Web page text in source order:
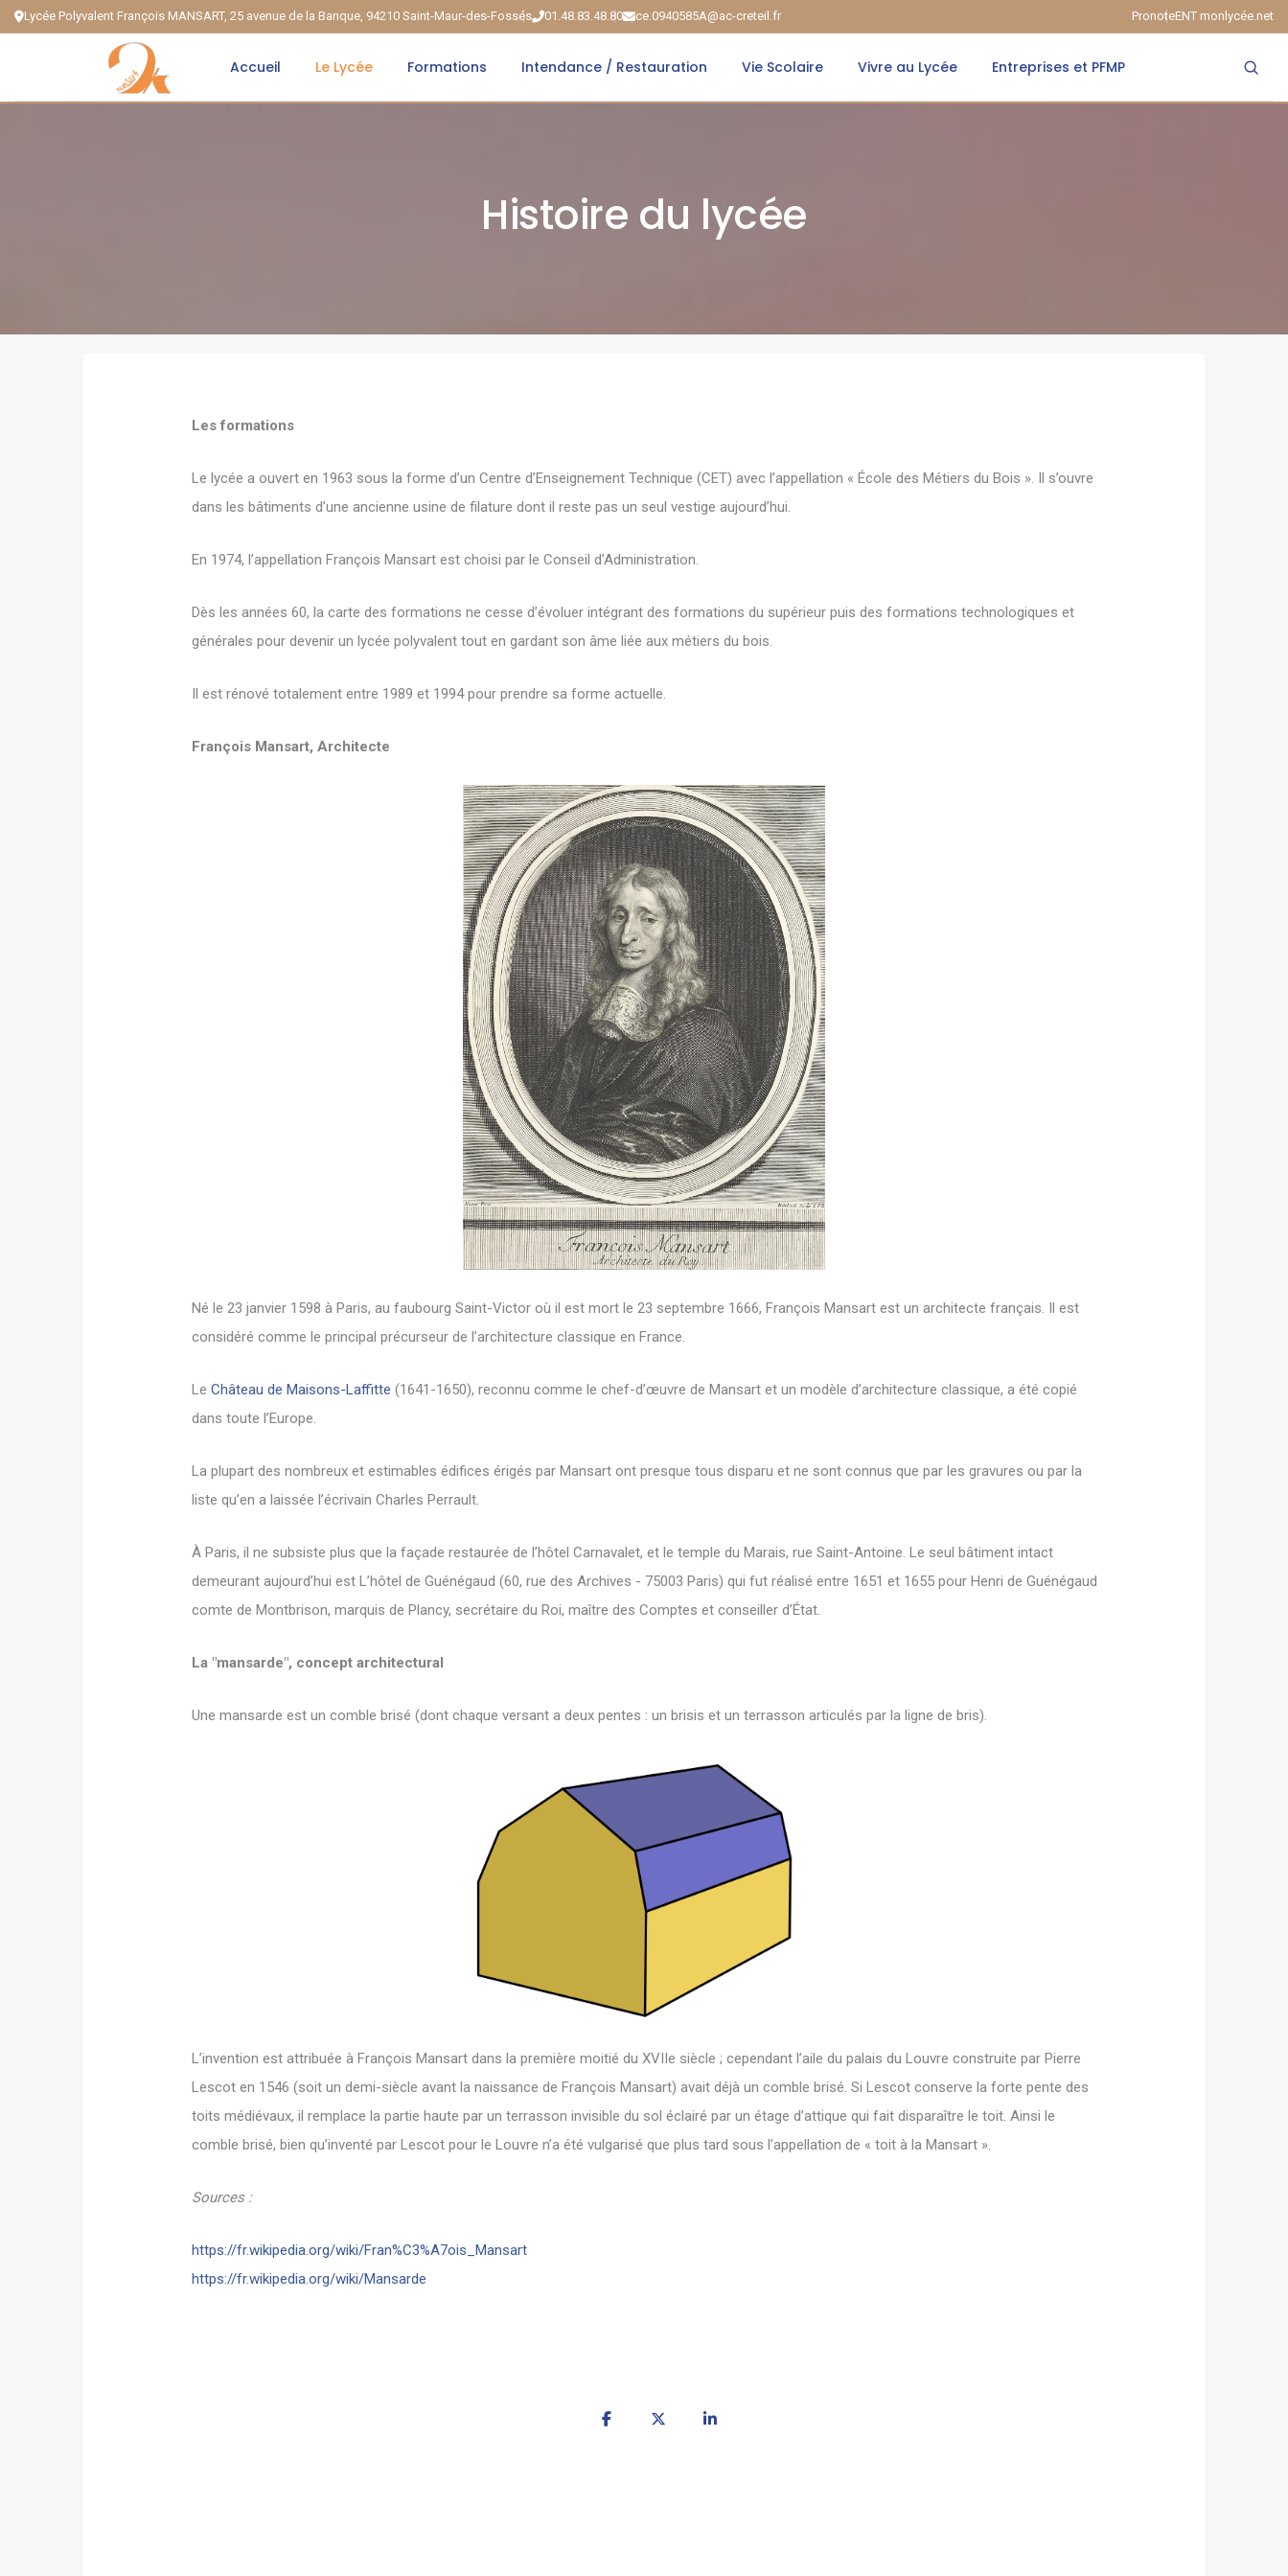
Lycée Polyvalent François MANSART, 25 avenue de la Banque, 94210 Saint-Maur-des-Fossés 01.48.83.48.80 ce.0940585A@ac-creteil.fr PronoteENT monlycée.net
Accueil Le Lycée Formations Intendance / Restauration Vie Scolaire Vivre au Lycée Entreprises et PFMP
Histoire du lycée
Les formations
Le lycée a ouvert en 1963 sous la forme d’un Centre d’Enseignement Technique (CET) avec l’appellation « École des Métiers du Bois ». Il s’ouvre
dans les bâtiments d’une ancienne usine de filature dont il reste pas un seul vestige aujourd’hui.
En 1974, l’appellation François Mansart est choisi par le Conseil d’Administration.
Dès les années 60, la carte des formations ne cesse d’évoluer intégrant des formations du supérieur puis des formations technologiques et
générales pour devenir un lycée polyvalent tout en gardant son âme liée aux métiers du bois.
Il est rénové totalement entre 1989 et 1994 pour prendre sa forme actuelle.
François Mansart, Architecte
Né le 23 janvier 1598 à Paris, au faubourg Saint-Victor où il est mort le 23 septembre 1666, François Mansart est un architecte français. Il est
considéré comme le principal précurseur de l’architecture classique en France.
Le Château de Maisons-Laffitte (1641-1650), reconnu comme le chef-d’œuvre de Mansart et un modèle d’architecture classique, a été copié
dans toute l’Europe.
La plupart des nombreux et estimables édifices érigés par Mansart ont presque tous disparu et ne sont connus que par les gravures ou par la
liste qu’en a laissée l’écrivain Charles Perrault.
À Paris, il ne subsiste plus que la façade restaurée de l’hôtel Carnavalet, et le temple du Marais, rue Saint-Antoine. Le seul bâtiment intact
demeurant aujourd’hui est L’hôtel de Guénégaud (60, rue des Archives - 75003 Paris) qui fut réalisé entre 1651 et 1655 pour Henri de Guénégaud
comte de Montbrison, marquis de Plancy, secrétaire du Roi, maître des Comptes et conseiller d’État.
La "mansarde", concept architectural
Une mansarde est un comble brisé (dont chaque versant a deux pentes : un brisis et un terrasson articulés par la ligne de bris).
L’invention est attribuée à François Mansart dans la première moitié du XVIIe siècle ; cependant l’aile du palais du Louvre construite par Pierre
Lescot en 1546 (soit un demi-siècle avant la naissance de François Mansart) avait déjà un comble brisé. Si Lescot conserve la forte pente des
toits médiévaux, il remplace la partie haute par un terrasson invisible du sol éclairé par un étage d’attique qui fait disparaître le toit. Ainsi le
comble brisé, bien qu’inventé par Lescot pour le Louvre n’a été vulgarisé que plus tard sous l’appellation de « toit à la Mansart ».
Sources :
https://fr.wikipedia.org/wiki/Fran%C3%A7ois_Mansart
https://fr.wikipedia.org/wiki/Mansarde